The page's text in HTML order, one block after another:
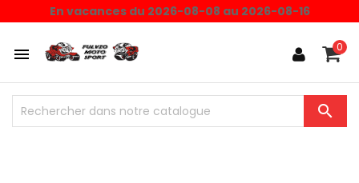
En vacances du 2026-08-08 au 2026-08-16
 0
